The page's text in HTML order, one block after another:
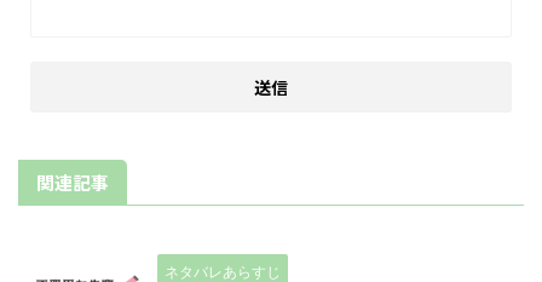
関連記事
ネタバレあらすじ